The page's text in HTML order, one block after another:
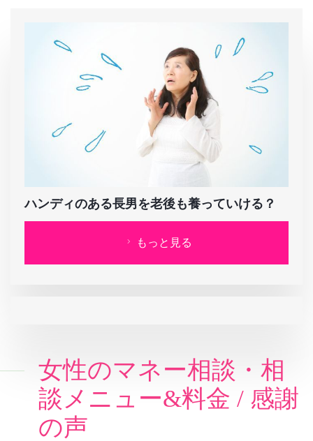
ハンディのある長男を老後も養っていける？
もっと見る
女性のマネー相談・相
談メニュー&料金 / 感謝
の声